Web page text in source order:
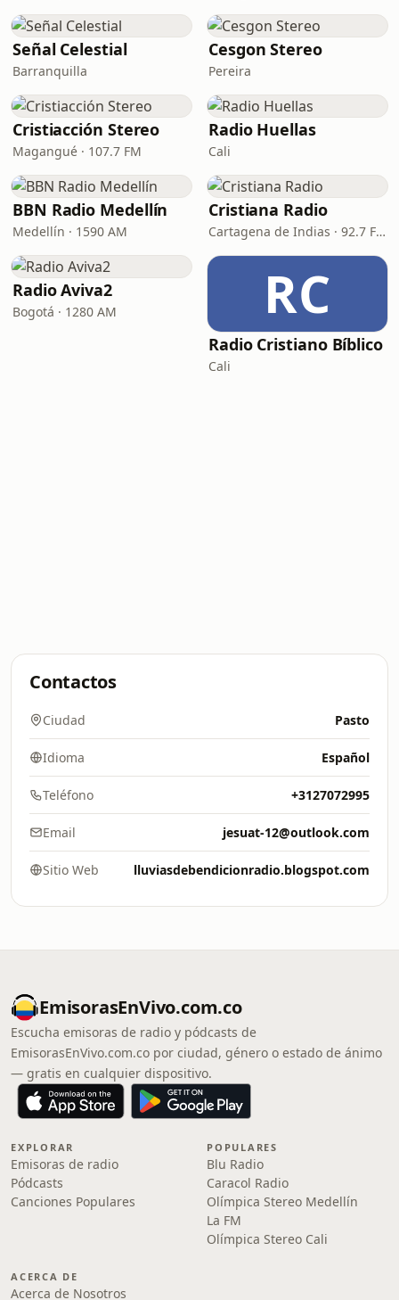
Señal Celestial
Barranquilla
Cesgon Stereo
Pereira
Cristiacción Stereo
Magangué · 107.7 FM
Radio Huellas
Cali
BBN Radio Medellín
Medellín · 1590 AM
Cristiana Radio
Cartagena de Indias · 92.7 FM
Radio Aviva2
Bogotá · 1280 AM RC
Radio Cristiano Bíblico
Cali
Contactos
Ciudad Pasto
Idioma Español
Teléfono +3127072995
Email jesuat-12@outlook.com
Sitio Web lluviasdebendicionradio.blogspot.com
EmisorasEnVivo.com.co
Escucha emisoras de radio y pódcasts de
EmisorasEnVivo.com.co por ciudad, género o estado de ánimo
— gratis en cualquier dispositivo.
EXPLORAR
Emisoras de radio
Pódcasts
Canciones Populares
POPULARES
Blu Radio
Caracol Radio
Olímpica Stereo Medellín
La FM
Olímpica Stereo Cali
ACERCA DE
Acerca de Nosotros